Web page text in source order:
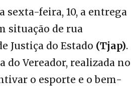
sexta-feira, 10, a entrega
situação de rua
Justiça do Estado (Tjap).
do Vereador, realizada no
o esporte e o bem-